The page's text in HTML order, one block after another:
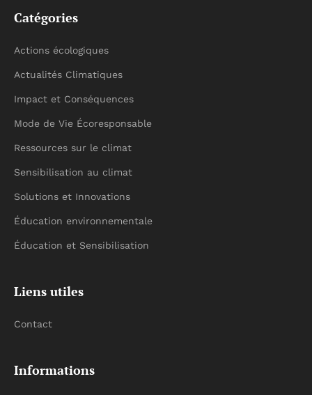
Catégories
Actions écologiques
Actualités Climatiques
Impact et Conséquences
Mode de Vie Écoresponsable
Ressources sur le climat
Sensibilisation au climat
Solutions et Innovations
Éducation environnementale
Éducation et Sensibilisation
Liens utiles
Contact
Informations